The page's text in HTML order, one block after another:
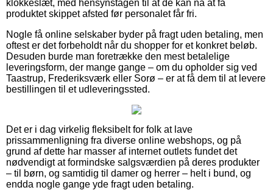
klokkeslæt, med hensynstagen til at de kan nå at få
produktet skippet afsted før personalet får fri.
Nogle få online selskaber byder på fragt uden betaling, men
oftest er det forbeholdt når du shopper for et konkret beløb.
Desuden burde man foretrække den mest betalelige
leveringsform, der mange gange – om du opholder sig ved
Taastrup, Frederiksværk eller Sorø – er at få dem til at levere
bestillingen til et udleveringssted.
Det er i dag virkelig fleksibelt for folk at lave
prissammenligning fra diverse online webshops, og på
grund af dette har masser af internet outlets fundet det
nødvendigt at formindske salgsværdien på deres produkter
– til børn, og samtidig til damer og herrer – helt i bund, og
endda nogle gange yde fragt uden betaling.